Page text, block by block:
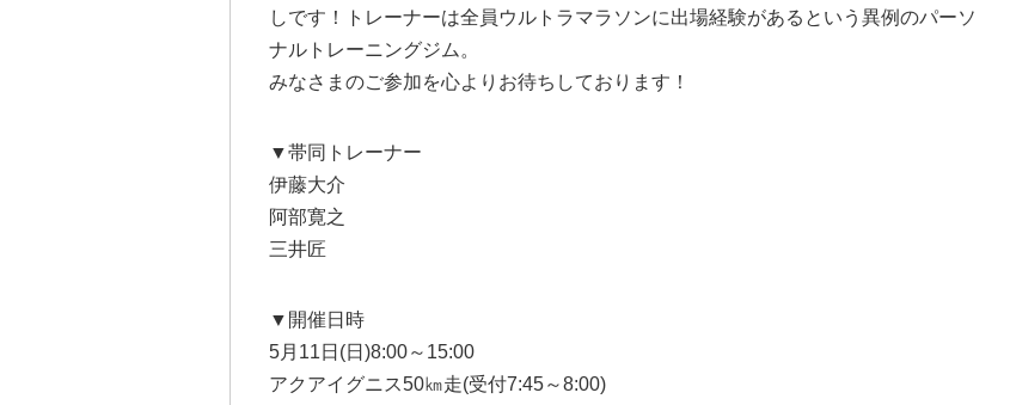
しです！トレーナーは全員ウルトラマラソンに出場経験があるという異例のパーソ
ナルトレーニングジム。
みなさまのご参加を心よりお待ちしております！
▼帯同トレーナー
伊藤大介
阿部寛之
三井匠
▼開催日時
5月11日(日)8:00～15:00
アクアイグニス50㎞走(受付7:45～8:00)